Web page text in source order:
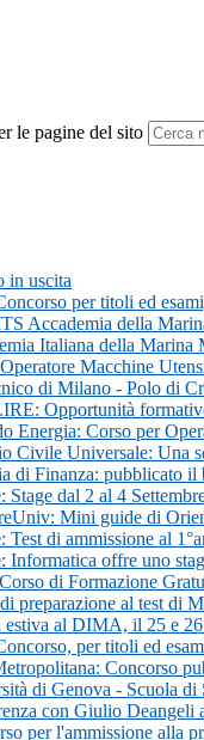
le pagine del sito
in uscita
per titoli ed
Accademia della
Italiana della
Macchine
di Milano - Polo di
Opportunità
Energia: Corso per
Civile Universale: Una
di Finanza: pubblicato
Stage dal 2 al 4
Mini guide di
Test di ammissione al
Informatica offre uno
di Formazione
preparazione al test di
estiva al DIMA, il 25 e
per titoli ed
Concorso
di Genova - Scuola di
con Giulio Deangeli
per l'ammissione alla